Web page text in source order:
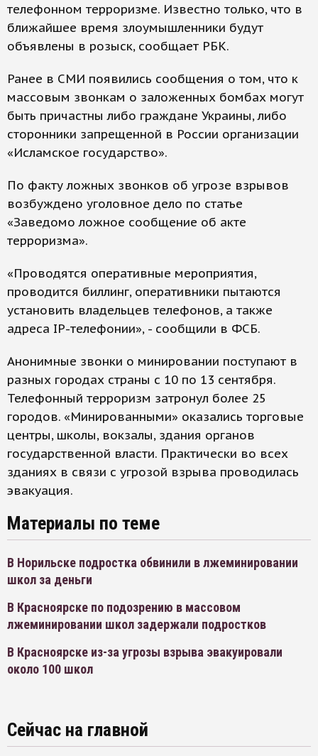
телефонном терроризме. Известно только, что в
ближайшее время злоумышленники будут
объявлены в розыск, сообщает РБК.
Ранее в СМИ появились сообщения о том, что к
массовым звонкам о заложенных бомбах могут
быть причастны либо граждане Украины, либо
сторонники запрещенной в России организации
«Исламское государство».
По факту ложных звонков об угрозе взрывов
возбуждено уголовное дело по статье
«Заведомо ложное сообщение об акте
терроризма».
«Проводятся оперативные мероприятия,
проводится биллинг, оперативники пытаются
установить владельцев телефонов, а также
адреса IP-телефонии», - сообщили в ФСБ.
Анонимные звонки о минировании поступают в
разных городах страны с 10 по 13 сентября.
Телефонный терроризм затронул более 25
городов. «Минированными» оказались торговые
центры, школы, вокзалы, здания органов
государственной власти. Практически во всех
зданиях в связи с угрозой взрыва проводилась
эвакуация.
Материалы по теме
В Норильске подростка обвинили в лжеминировании
школ за деньги
В Красноярске по подозрению в массовом
лжеминировании школ задержали подростков
В Красноярске из-за угрозы взрыва эвакуировали
около 100 школ
Сейчас на главной